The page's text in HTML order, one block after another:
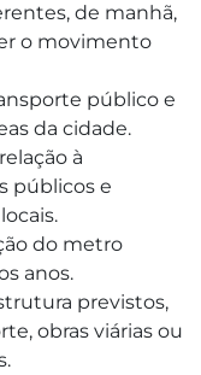
de manhã,
o movimento
público e
da cidade.
à
públicos e
do metro
anos.
previstos,
obras viárias ou